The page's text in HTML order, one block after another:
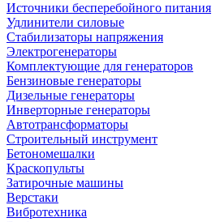
Источники бесперебойного питания
Удлинители силовые
Стабилизаторы напряжения
Электрогенераторы
Комплектующие для генераторов
Бензиновые генераторы
Дизельные генераторы
Инверторные генераторы
Автотрансформаторы
Строительный инструмент
Бетономешалки
Краскопульты
Затирочные машины
Верстаки
Вибротехника